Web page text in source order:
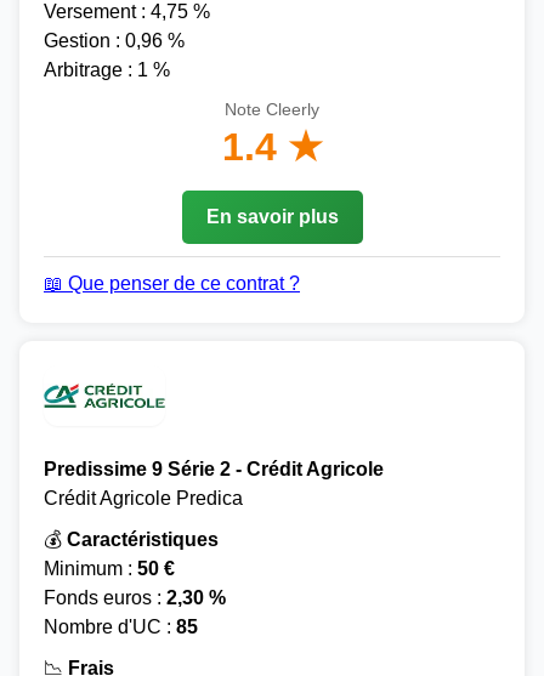
Versement : 4,75 %
Gestion : 0,96 %
Arbitrage : 1 %
Note Cleerly
1.4 ★
En savoir plus
📖 Que penser de ce contrat ?
Predissime 9 Série 2 - Crédit Agricole
Crédit Agricole Predica
💰 Caractéristiques
Minimum : 50 €
Fonds euros : 2,30 %
Nombre d'UC : 85
📉 Frais